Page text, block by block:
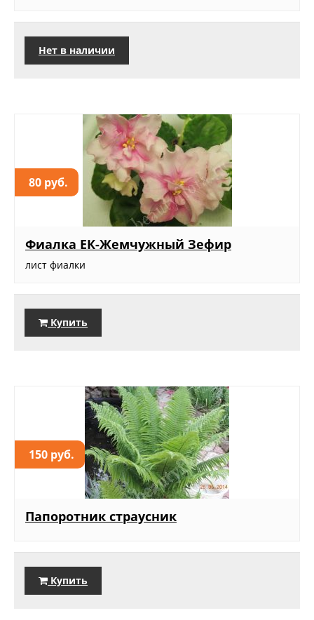
Нет в наличии
80 руб.
Фиалка ЕК-Жемчужный Зефир
лист фиалки
Купить
150 руб.
Папоротник страусник
Купить